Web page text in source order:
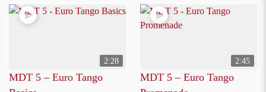
2:28
MDT 5 – Euro Tango
2:45
MDT 5 – Euro Tango